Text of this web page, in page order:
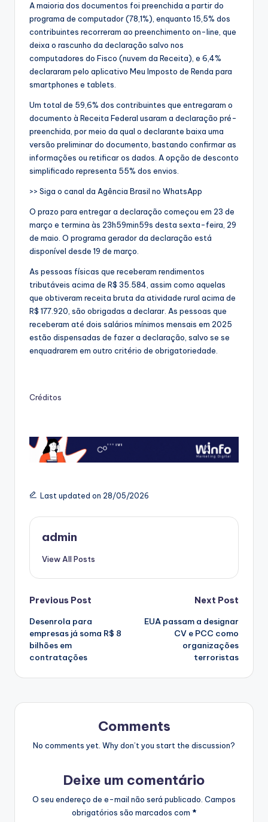
A maioria dos documentos foi preenchida a partir do
programa de computador (78,1%), enquanto 15,5% dos
contribuintes recorreram ao preenchimento on-line, que
deixa o rascunho da declaração salvo nos
computadores do Fisco (nuvem da Receita), e 6,4%
declararam pelo aplicativo Meu Imposto de Renda para
smartphones e tablets.
Um total de 59,6% dos contribuintes que entregaram o
documento à Receita Federal usaram a declaração pré-
preenchida, por meio da qual o declarante baixa uma
versão preliminar do documento, bastando confirmar as
informações ou retificar os dados. A opção de desconto
simplificado representa 55% dos envios.
>> Siga o canal da Agência Brasil no WhatsApp
O prazo para entregar a declaração começou em 23 de
março e termina às 23h59min59s desta sexta-feira, 29
de maio. O programa gerador da declaração está
disponível desde 19 de março.
As pessoas físicas que receberam rendimentos
tributáveis acima de R$ 35.584, assim como aquelas
que obtiveram receita bruta da atividade rural acima de
R$ 177.920, são obrigadas a declarar. As pessoas que
receberam até dois salários mínimos mensais em 2025
estão dispensadas de fazer a declaração, salvo se se
enquadrarem em outro critério de obrigatoriedade.
Créditos
Last updated on 28/05/2026
admin
View All Posts
Post
navigation
Previous Post
Desenrola para
empresas já soma R$ 8
bilhões em
contratações
Next Post
EUA passam a designar
CV e PCC como
organizações
terroristas
Comments
No comments yet. Why don’t you start the discussion?
Deixe um comentário
O seu endereço de e-mail não será publicado. Campos
obrigatórios são marcados com *